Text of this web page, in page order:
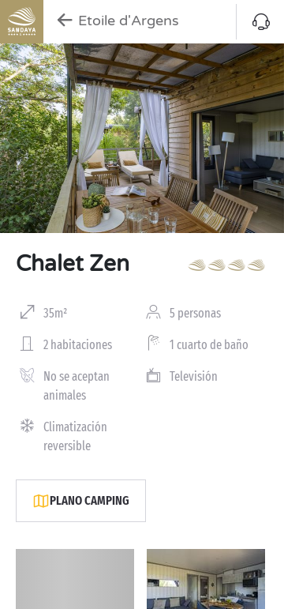
Etoile d'Argens
Chalet Zen
35m² 5 personas
2 habitaciones 1 cuarto de baño
No se aceptan
animales
Televisión
Climatización
reversible
PLANO CAMPING